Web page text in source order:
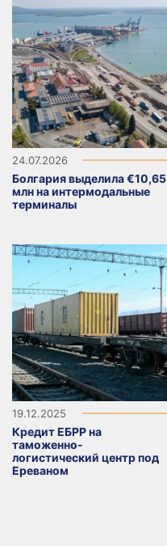
24.07.2026
Болгария выделила €10,65
млн на интермодальные
терминалы
19.12.2025
Кредит ЕБРР на
таможенно-
логистический центр под
Ереваном